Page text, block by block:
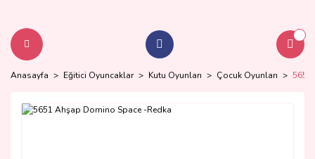
Anasayfa Eğitici Oyuncaklar Kutu Oyunları Çocuk Oyunları 5651